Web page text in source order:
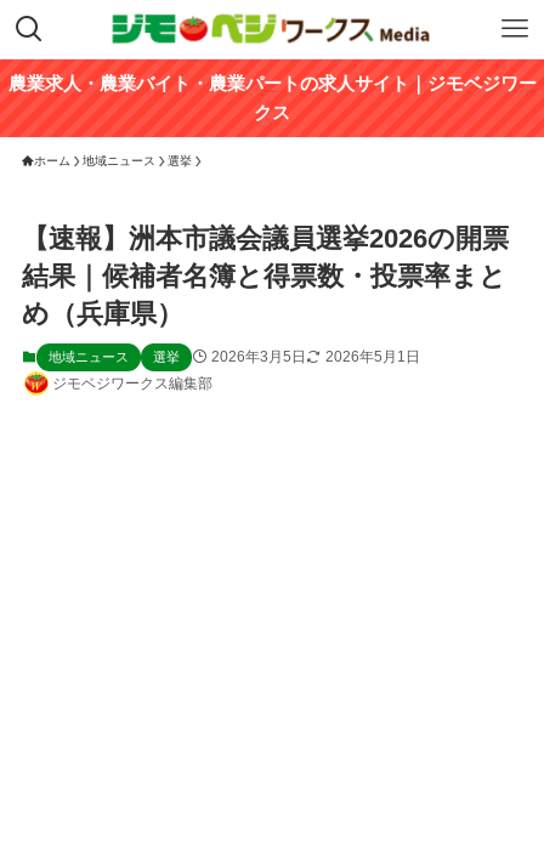
農業求人・農業バイト・農業パートの求人サイト｜ジモベジワー
クス
ホーム 地域ニュース 選挙
【速報】洲本市議会議員選挙2026の開票
結果｜候補者名簿と得票数・投票率まと
め（兵庫県）
地域ニュース 選挙 2026年3月5日
2026年5月1日
ジモベジワークス編集部